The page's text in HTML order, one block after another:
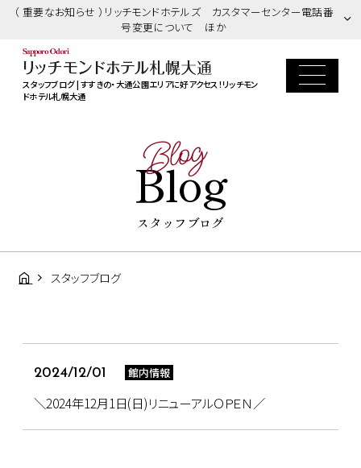
（ 重要なお知らせ ）リッチモンドホテルズ カスタマーセンター電話番
号変更について ほか
スタッフブログ | すすきの・大通公園エリアに好アクセス！リッチモン
ドホテル札幌大通
Blog
Blog
スタッフブログ
スタッフブログ
2024/12/01 館内情報
＼2024年12月1日(日)リニューアルＯＰＥＮ／